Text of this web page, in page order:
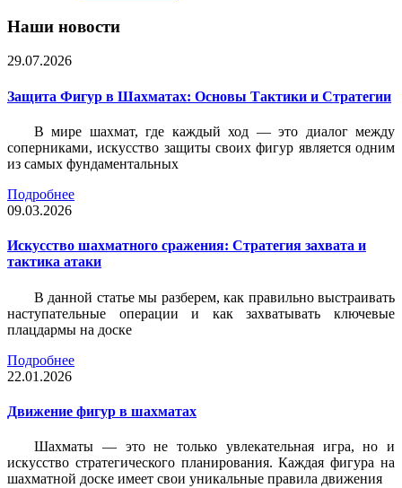
Наши новости
29.07.2026
Защита Фигур в Шахматах: Основы Тактики и Стратегии
В мире шахмат, где каждый ход — это диалог между
соперниками, искусство защиты своих фигур является одним
из самых фундаментальных
Подробнее
09.03.2026
Искусство шахматного сражения: Стратегия захвата и
тактика атаки
В данной статье мы разберем, как правильно выстраивать
наступательные операции и как захватывать ключевые
плацдармы на доске
Подробнее
22.01.2026
Движение фигур в шахматах
Шахматы — это не только увлекательная игра, но и
искусство стратегического планирования. Каждая фигура на
шахматной доске имеет свои уникальные правила движения